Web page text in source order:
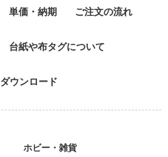
単価・納期 ご注文の流れ
台紙や布タグについて
ウンロード
ホビー・雑貨